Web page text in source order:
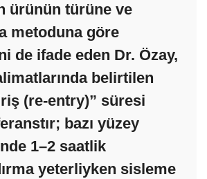
ürünün türüne ve
metoduna göre
de ifade eden Dr. Özay,
belirtilen
(re-entry)” süresi
bazı yüzey
1–2 saatlik
yeterliyken sisleme